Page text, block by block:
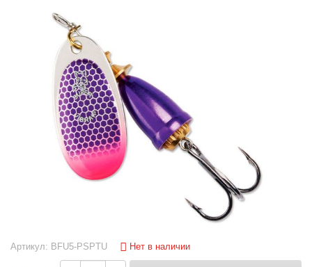
Артикул: BFU5-PSPTU Нет в наличии